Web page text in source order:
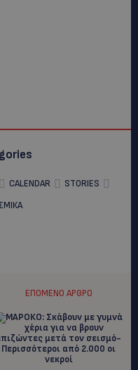
CALENDAR
STORIES
ΕΠΌΜΕΝΟ ΆΡΘΡΟ